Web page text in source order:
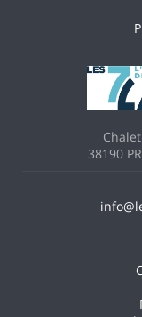
38190